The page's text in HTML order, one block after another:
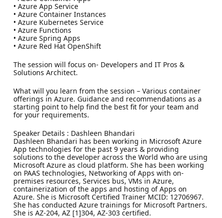
• Azure App Service
• Azure Container Instances
• Azure Kubernetes Service
• Azure Functions
• Azure Spring Apps
• Azure Red Hat OpenShift
The session will focus on- Developers and IT Pros &
Solutions Architect.
What will you learn from the session – Various container
offerings in Azure. Guidance and recommendations as a
starting point to help find the best fit for your team and
for your requirements.
Speaker Details : Dashleen Bhandari
Dashleen Bhandari has been working in Microsoft Azure
App technologies for the past 9 years & providing
solutions to the developer across the World who are using
Microsoft Azure as cloud platform. She has been working
on PAAS technologies, Networking of Apps with on-
premises resources, Services bus, VMs in Azure,
containerization of the apps and hosting of Apps on
Azure. She is Microsoft Certified Trainer MCID: 12706967.
She has conducted Azure trainings for Microsoft Partners.
She is AZ-204, AZ [1]304, AZ-303 certified.